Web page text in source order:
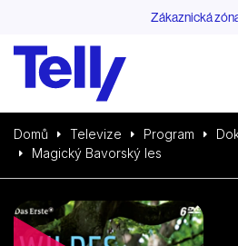
Zákaznická
Domů Televize Program
Magický Bavorský les